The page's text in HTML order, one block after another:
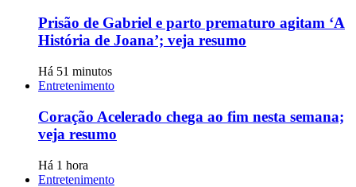
Prisão de Gabriel e parto prematuro agitam ‘A
História de Joana’; veja resumo
Há 51 minutos
Entretenimento
Coração Acelerado chega ao fim nesta semana;
veja resumo
Há 1 hora
Entretenimento